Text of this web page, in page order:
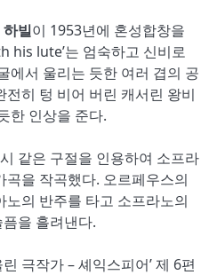
빌이 1953년에 혼성합창을
his lute’는 엄숙하고 신비로
에서 울리는 듯한 여러 겹의 공
히 텅 비어 버린 캐서린 왕비
한 인상을 준다.
같은 구절을 인용하여 소프라
을 작곡했다. 오르페우스의
의 반주를 타고 소프라노의
을 흘려낸다.
극작가 – 셰익스피어’ 제 6편